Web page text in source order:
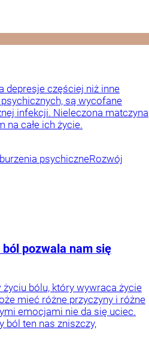
depresje częściej niż inne
są wycofane
infekcji. Nieleczona matczyna
na całe ich życie.
psychiczneRozwój
pozwala nam się
życiu bólu, który wywraca życie
mieć różne przyczyny i różne
emocjami nie da się uciec.
ból ten nas zniszczy,